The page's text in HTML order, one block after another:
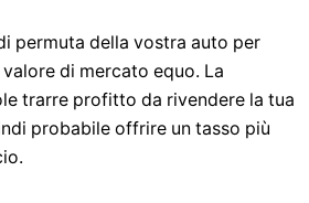
permuta della vostra auto per
di mercato equo. La
trarre profitto da rivendere la tua
probabile offrire un tasso più